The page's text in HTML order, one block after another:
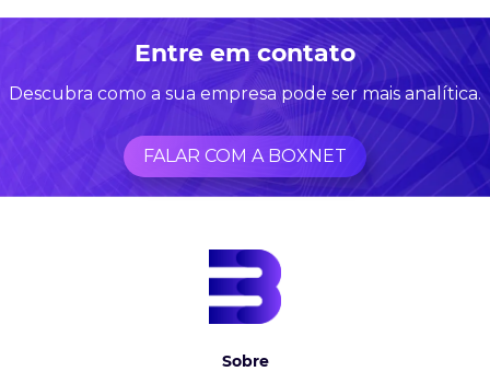
Entre em contato
Descubra como a sua empresa pode ser mais analítica.
FALAR COM A BOXNET
Sobre